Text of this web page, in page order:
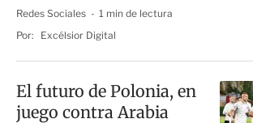
Redes Sociales
1 min de lectura
Por:
Excélsior Digital
El futuro de Polonia, en
juego contra Arabia